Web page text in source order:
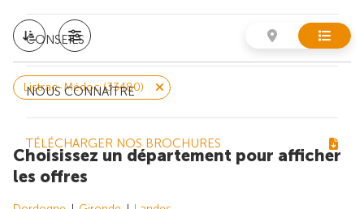
CONSEILS
NOUS CONNAÎTRE
TÉLÉCHARGER NOS BROCHURES
Listrac-Médoc (33480)
Choisissez un département pour afficher
les offres